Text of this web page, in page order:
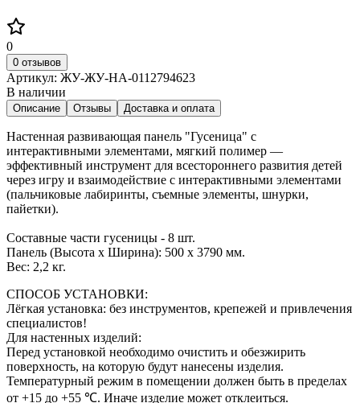
0
0 отзывов
Артикул: ЖУ-ЖУ-НА-0112794623
В наличии
Описание Отзывы Доставка и оплата
Настенная развивающая панель "Гусеница" с
интерактивными элементами, мягкий полимер —
эффективный инструмент для всестороннего развития детей
через игру и взаимодействие с интерактивными элементами
(пальчиковые лабиринты, съемные элементы, шнурки,
пайетки).
Составные части гусеницы - 8 шт.
Панель (Высота х Ширина): 500 х 3790 мм.
Вес: 2,2 кг.
СПОСОБ УСТАНОВКИ:
Лёгкая установка: без инструментов, крепежей и привлечения
специалистов!
Для настенных изделий:
Перед установкой необходимо очистить и обезжирить
поверхность, на которую будут нанесены изделия.
Температурный режим в помещении должен быть в пределах
от +15 до +55 ℃. Иначе изделие может отклеиться.